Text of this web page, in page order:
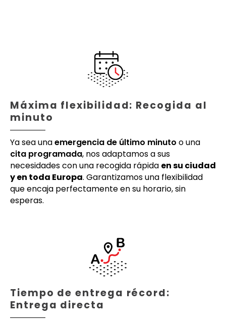
Máxima flexibilidad: Recogida al
minuto
Ya sea unaemergencia de último minuto o una
cita programada, nos adaptamos a sus
necesidades con una recogida rápida en su ciudad
y en toda Europa. Garantizamos una flexibilidad
que encaja perfectamente en su horario, sin
esperas.
Tiempo de entrega récord:
Entrega directa